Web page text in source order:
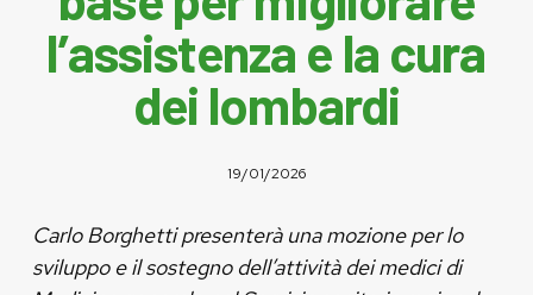
l’assistenza e la cura
dei lombardi
19/01/2026
Carlo Borghetti presenterà una mozione per lo
sviluppo e il sostegno dell’attività dei medici di